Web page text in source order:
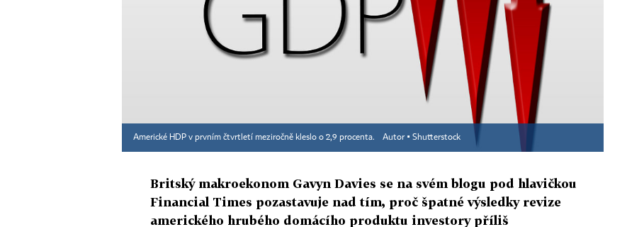
Americké HDP v prvním čtvrtletí meziročně kleslo o 2,9 procenta. Autor ▪ Shutterstock
Britský makroekonom Gavyn Davies se na svém blogu pod hlavičkou
Financial Times pozastavuje nad tím, proč špatné výsledky revize
amerického hrubého domácího produktu investory příliš